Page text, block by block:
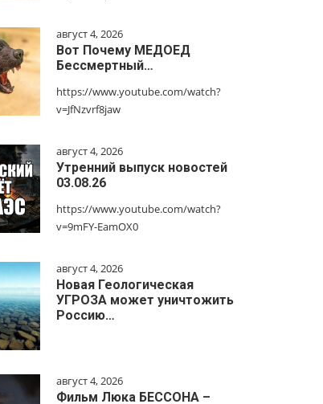
август 4, 2026
Вот Почему МЕДОЕД
Бессмертный…
https://www.youtube.com/watch?
v=JfNzvrf8jaw
август 4, 2026
Утренний выпуск новостей
03.08.26
https://www.youtube.com/watch?
v=9mFY-EamOX0
август 4, 2026
Новая Геологическая
УГРОЗА может уничтожить
Россию…
август 4, 2026
Фильм Люка БЕССОНА –